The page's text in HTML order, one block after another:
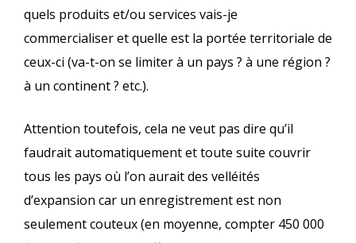
quels produits et/ou services vais-je
commercialiser et quelle est la portée territoriale de
ceux-ci (va-t-on se limiter à un pays ? à une région ?
à un continent ? etc.).
Attention toutefois, cela ne veut pas dire qu’il
faudrait automatiquement et toute suite couvrir
tous les pays où l’on aurait des velléités
d’expansion car un enregistrement est non
seulement couteux (en moyenne, compter 450 000